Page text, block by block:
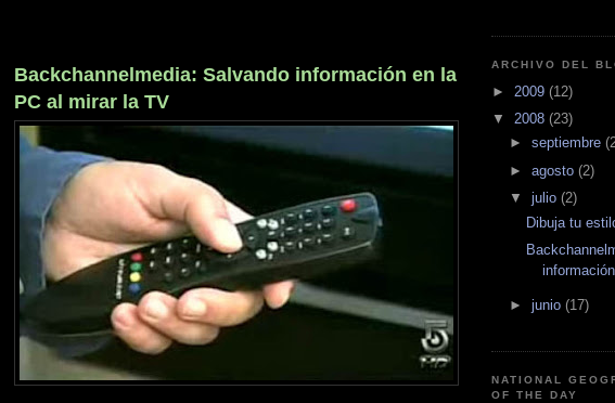
Backchannelmedia: Salvando información en la
PC al mirar la TV
ARCHIVO DEL
► 2009 (12)
▼ 2008 (23)
► septiembre
► agosto (2)
▼ julio (2)
Dibuja tu
► junio (17)
NATIONAL
OF THE DAY